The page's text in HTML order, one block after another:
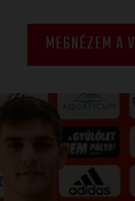
MEGNÉZEM A